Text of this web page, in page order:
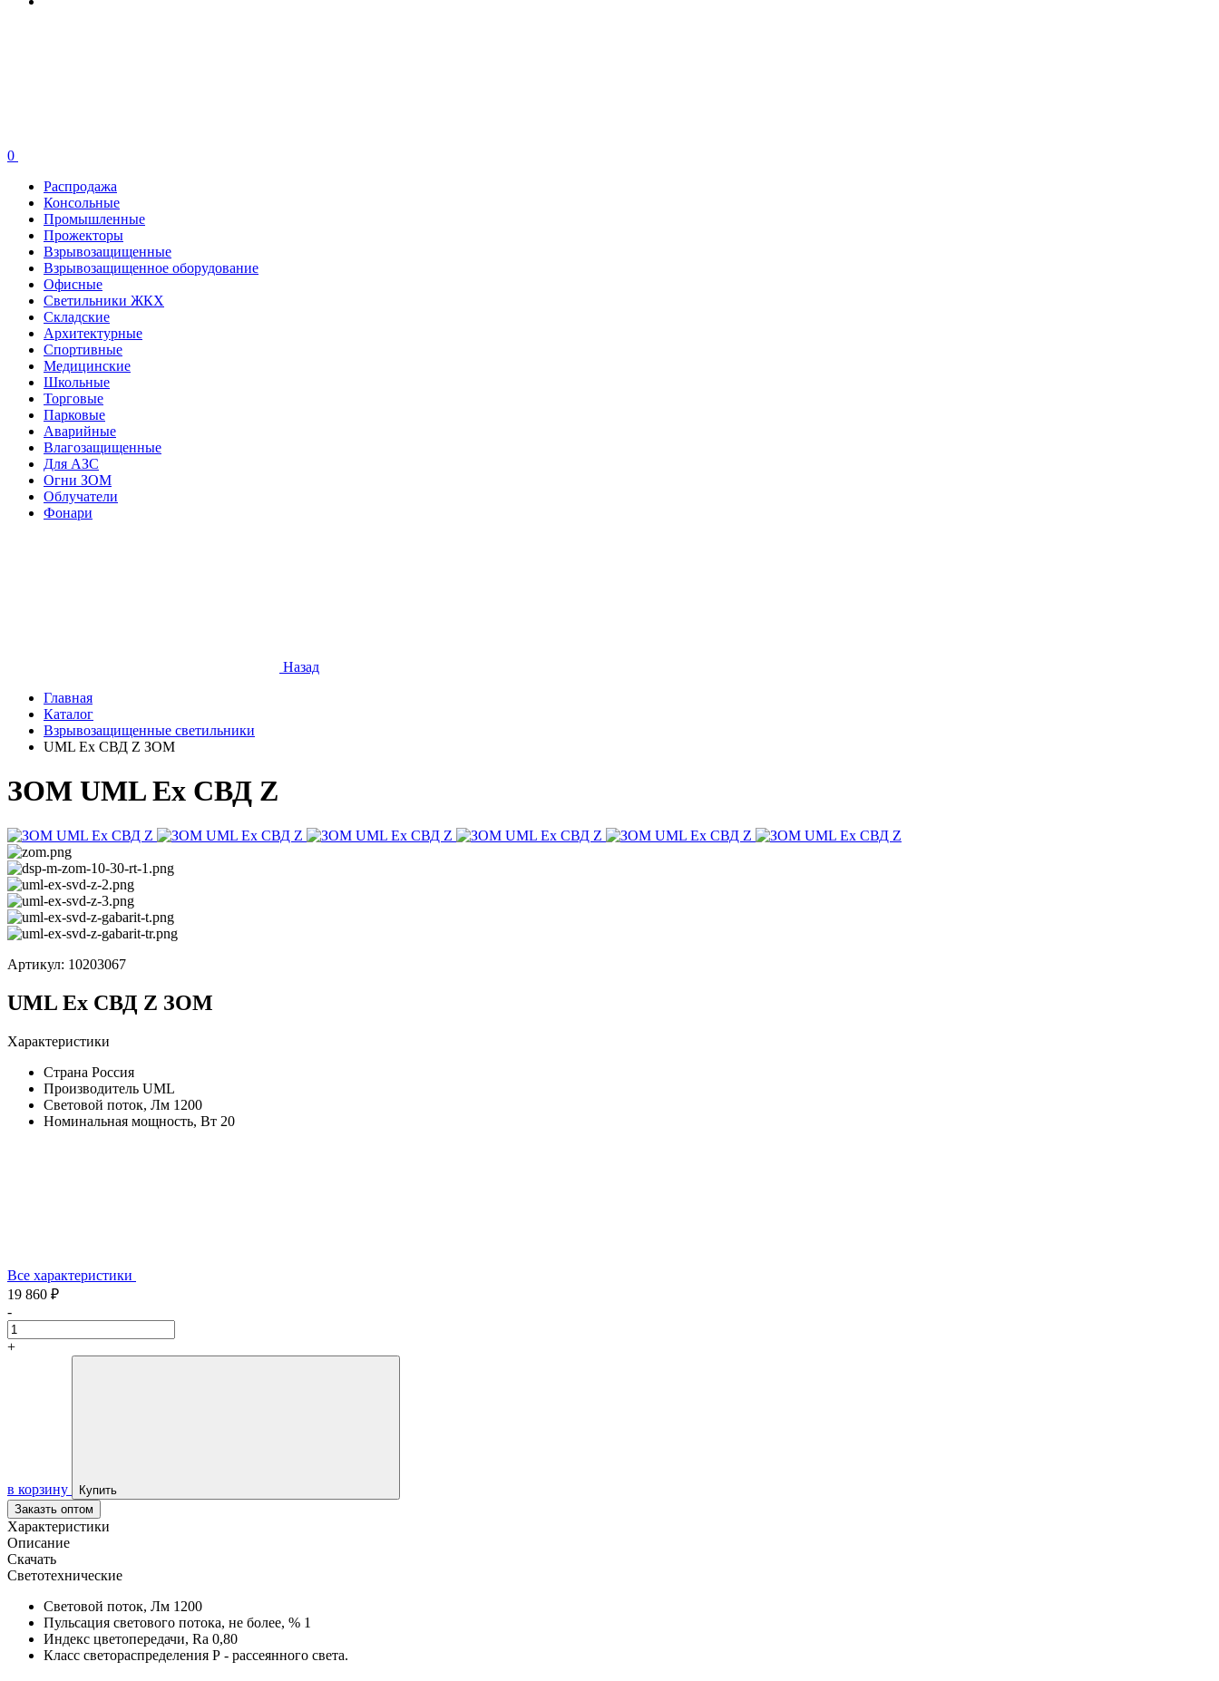
0
Распродажа
Консольные
Промышленные
Прожекторы
Взрывозащищенные
Взрывозащищенное оборудование
Офисные
Cветильники ЖКХ
Складские
Архитектурные
Спортивные
Медицинские
Школьные
Торговые
Парковые
Аварийные
Влагозащищенные
Для АЗС
Огни ЗОМ
Облучатели
Фонари
Назад
Главная
Каталог
Взрывозащищенные светильники
UML Ex СВД Z ЗОМ
ЗОМ UML Ex СВД Z
Артикул: 10203067
UML Ex СВД Z ЗОМ
Характеристики
Страна Россия
Производитель UML
Световой поток, Лм 1200
Номинальная мощность, Вт 20
Все характеристики
19 860 ₽
-
+
в корзину
Купить
Заказть оптом
Характеристики
Описание
Скачать
Светотехнические
Световой поток, Лм 1200
Пульсация светового потока, не более, % 1
Индекс цветопередачи, Ra 0,80
Класс светораспределения Р - рассеянного света.